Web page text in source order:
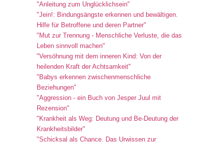
"Anleitung zum Unglücklichsein"
"Jein!: Bindungsängste erkennen und bewältigen.
Hilfe für Betroffene und deren Partner"
"Mut zur Trennung - Menschliche Verluste, die das
Leben sinnvoll machen"
"Versöhnung mit dem inneren Kind: Von der
heilenden Kraft der Achtsamkeit"
"Babys erkennen zwischenmenschliche
Beziehungen"
"Aggression - ein Buch von Jesper Juul mit
Rezension"
"Krankheit als Weg: Deutung und Be-Deutung der
Krankheitsbilder"
"Schicksal als Chance. Das Urwissen zur